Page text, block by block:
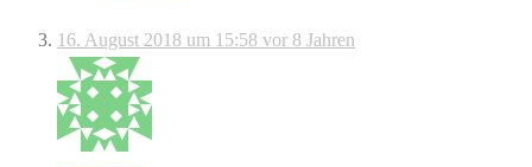
16. August 2018 um 15:58 vor 8 Jahren